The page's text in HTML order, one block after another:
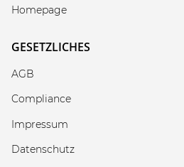
Homepage
GESETZLICHES
AGB
Compliance
Impressum
Datenschutz